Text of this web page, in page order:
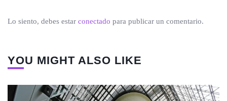
Lo siento, debes estar conectado para publicar un comentario.
YOU MIGHT ALSO LIKE